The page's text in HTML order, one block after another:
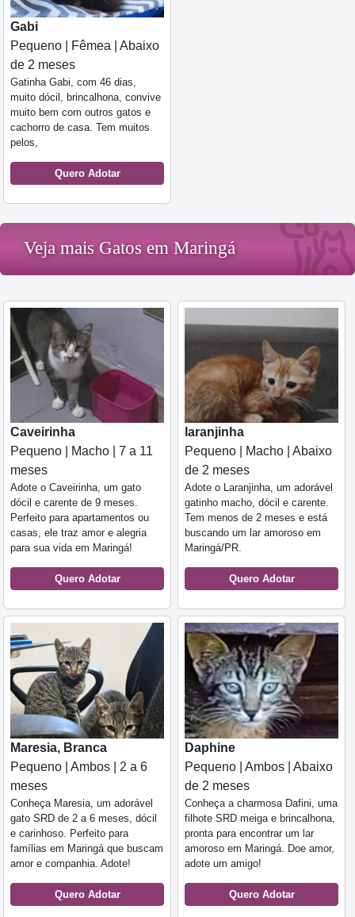
Gabi
Pequeno | Fêmea | Abaixo
de 2 meses
Gatinha Gabi, com 46 dias,
muito dócil, brincalhona, convive
muito bem com outros gatos e
cachorro de casa. Tem muitos
pelos,
Quero Adotar
Veja mais Gatos em Maringá
Caveirinha
Pequeno | Macho | 7 a 11
meses
Adote o Caveirinha, um gato
dócil e carente de 9 meses.
Perfeito para apartamentos ou
casas, ele traz amor e alegria
para sua vida em Maringá!
Quero Adotar
laranjinha
Pequeno | Macho | Abaixo
de 2 meses
Adote o Laranjinha, um adorável
gatinho macho, dócil e carente.
Tem menos de 2 meses e está
buscando um lar amoroso em
Maringá/PR.
Quero Adotar
Maresia, Branca
Pequeno | Ambos | 2 a 6
meses
Conheça Maresia, um adorável
gato SRD de 2 a 6 meses, dócil
e carinhoso. Perfeito para
famílias em Maringá que buscam
amor e companhia. Adote!
Quero Adotar
Daphine
Pequeno | Ambos | Abaixo
de 2 meses
Conheça a charmosa Dafini, uma
filhote SRD meiga e brincalhona,
pronta para encontrar um lar
amoroso em Maringá. Doe amor,
adote um amigo!
Quero Adotar